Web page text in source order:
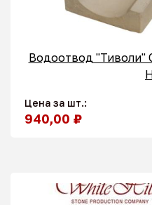
Водоотвод "Тиволи"
Цена за шт.:
940,00 ₽